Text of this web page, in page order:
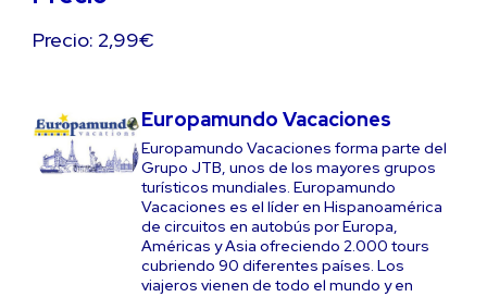
Precio: 2,99€
Europamundo Vacaciones
Europamundo Vacaciones forma parte del
Grupo JTB, unos de los mayores grupos
turísticos mundiales. Europamundo
Vacaciones es el líder en Hispanoamérica
de circuitos en autobús por Europa,
Américas y Asia ofreciendo 2.000 tours
cubriendo 90 diferentes países. Los
viajeros vienen de todo el mundo y en